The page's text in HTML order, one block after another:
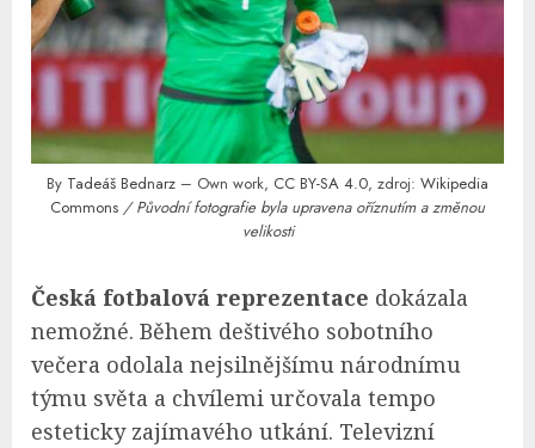
By Tadeáš Bednarz – Own work, CC BY-SA 4.0, zdroj: Wikipedia
Commons / Původní fotografie byla upravena oříznutím a změnou
velikosti
Česká fotbalová reprezentace dokázala
nemožné. Během deštivého sobotního
večera odolala nejsilnějšímu národnímu
týmu světa a chvílemi určovala tempo
esteticky zajímavého utkání. Televizní